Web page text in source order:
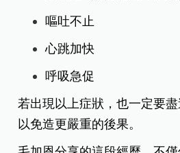
嘔吐不止
心跳加快
呼吸急促
若出現以上症狀，也一定要
以免造更嚴重的後果。